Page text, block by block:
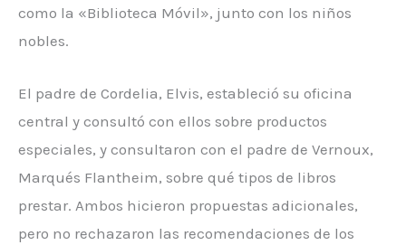
como la «Biblioteca Móvil», junto con los niños
nobles.
El padre de Cordelia, Elvis, estableció su oficina
central y consultó con ellos sobre productos
especiales, y consultaron con el padre de Vernoux,
Marqués Flantheim, sobre qué tipos de libros
prestar. Ambos hicieron propuestas adicionales,
pero no rechazaron las recomendaciones de los